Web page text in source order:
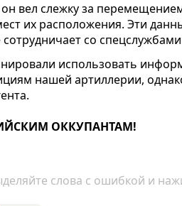
вел слежку за
их расположения. Эти
со
использовать
нашей артиллерии,
ОККУПАНТАМ!
слова с ошибкой и